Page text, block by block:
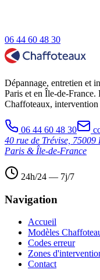
06 44 60 48 30
Dépannage, entretien et
Paris et en Île-de-France.
Chaffoteaux,
06 44 60 48 30
40 rue de Trévise, 75009
Paris & Île-de-France
24h/24 — 7j/7
Navigation
Accueil
Modèles
Codes erreur
Zones
Contact